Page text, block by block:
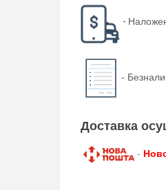
-
-
Доставка
-